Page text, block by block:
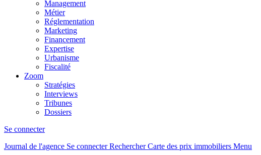
Management
Métier
Réglementation
Marketing
Financement
Expertise
Urbanisme
Fiscalité
Zoom
Stratégies
Interviews
Tribunes
Dossiers
Se connecter
Journal de l'agence Se connecterRechercher Carte des prix immobiliers Menu